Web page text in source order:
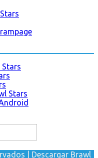
Stars
Stars
| Descargar Brawl